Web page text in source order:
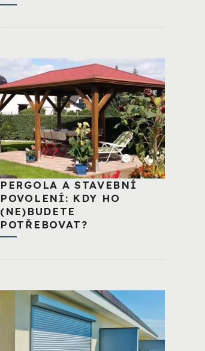
PERGOLA A STAVEBNÍ
POVOLENÍ: KDY HO
(NE)BUDETE
POTŘEBOVAT?